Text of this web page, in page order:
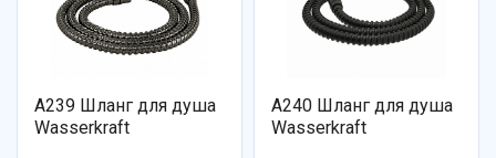
A239 Шланг для душа
Wasserkraft
A240 Шланг для душа
Wasserkraft